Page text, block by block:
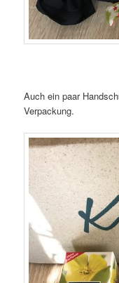
Auch ein paar
Verpackung.